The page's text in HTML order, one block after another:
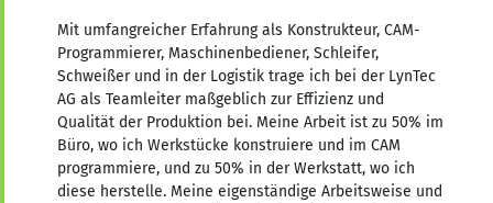
Mit umfangreicher Erfahrung als Konstrukteur, CAM-
Programmierer, Maschinenbediener, Schleifer,
Schweißer und in der Logistik trage ich bei der LynTec
AG als Teamleiter maßgeblich zur Effizienz und
Qualität der Produktion bei. Meine Arbeit ist zu 50% im
Büro, wo ich Werkstücke konstruiere und im CAM
programmiere, und zu 50% in der Werkstatt, wo ich
diese herstelle. Meine eigenständige Arbeitsweise und